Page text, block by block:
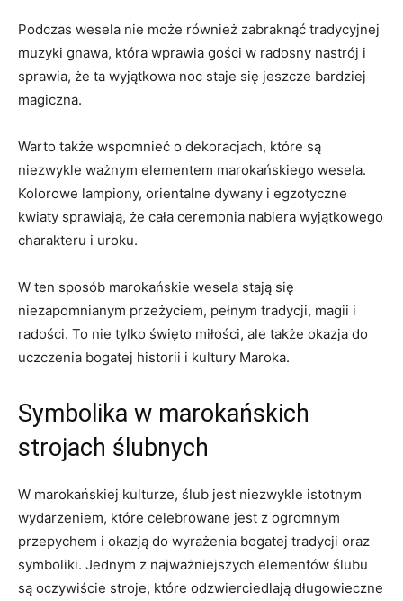
Podczas wesela nie może również ⁣zabraknąć tradycyjnej
muzyki ‌gnawa, która⁢ wprawia gości w ⁤radosny ⁢nastrój i
sprawia, że ⁢ta wyjątkowa noc staje ⁤się jeszcze⁤ bardziej
magiczna.
Warto także wspomnieć ‍o dekoracjach, które ‍są
niezwykle ważnym elementem ‌marokańskiego wesela.
Kolorowe lampiony, orientalne dywany i egzotyczne
kwiaty sprawiają, że​ cała‌ ceremonia⁤ nabiera wyjątkowego
charakteru i ⁢uroku.
W⁤ ten sposób marokańskie wesela‍ stają się​
niezapomnianym przeżyciem, pełnym ⁤tradycji, magii i
radości. To nie tylko święto miłości, ale także okazja ⁤do⁢
uczczenia bogatej ​historii i kultury Maroka.
Symbolika w marokańskich
‌strojach ślubnych
W⁣ marokańskiej kulturze, ślub jest​ niezwykle⁣ istotnym
wydarzeniem, które ​celebrowane jest z ogromnym
przepychem i ⁢okazją do wyrażenia‍ bogatej tradycji oraz⁤
symboliki. Jednym ‌z najważniejszych elementów ślubu
są oczywiście stroje,​ które odzwierciedlają ‍długowieczne